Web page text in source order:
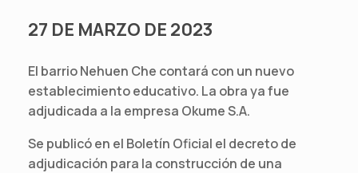
27 DE MARZO DE 2023
El barrio Nehuen Che contará con un nuevo
establecimiento educativo. La obra ya fue
adjudicada a la empresa Okume S.A.
Se publicó en el Boletín Oficial el decreto de
adjudicación para la construcción de una